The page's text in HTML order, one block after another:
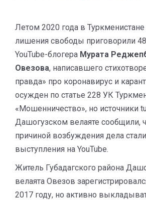
Летом 2020 года в Туркменистане
лишения свободы приговорили
YouTube-блогера Мурата
Овезова, написавшего
правда» про коронавирус и
осужден по статье 228 УК
«Мошенничество», но источники
Дашогузском велаяте сообщили,
причиной возбуждения дела
выступления на YouTube.
Житель Губадагского района
велаята Овезов
2017 году, но активно